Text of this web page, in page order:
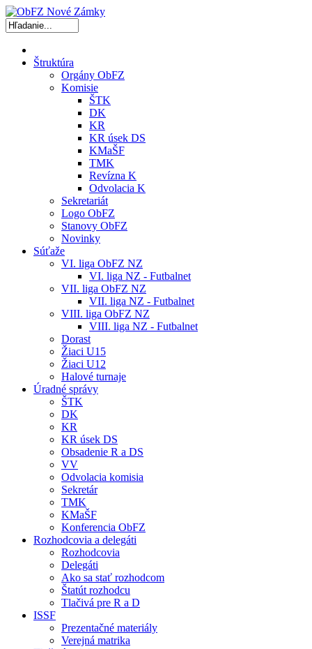
Štruktúra
Orgány ObFZ
Komisie
ŠTK
DK
KR
KR úsek DS
KMaŠF
TMK
Revízna K
Odvolacia K
Sekretariát
Logo ObFZ
Stanovy ObFZ
Novinky
Súťaže
VI. liga ObFZ NZ
VI. liga NZ - Futbalnet
VII. liga ObFZ NZ
VII. liga NZ - Futbalnet
VIII. liga ObFZ NZ
VIII. liga NZ - Futbalnet
Dorast
Žiaci U15
Žiaci U12
Halové turnaje
Úradné správy
ŠTK
DK
KR
KR úsek DS
Obsadenie R a DS
VV
Odvolacia komisia
Sekretár
TMK
KMaŠF
Konferencia ObFZ
Rozhodcovia a delegáti
Rozhodcovia
Delegáti
Ako sa stať rozhodcom
Štatút rozhodcu
Tlačivá pre R a D
ISSF
Prezentačné materiály
Verejná matrika